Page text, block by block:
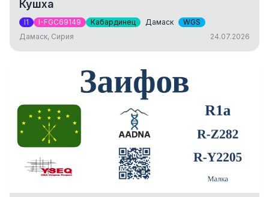
Кушха
I1 I-FGC69149 Кабардинец Дамаск
WGS
Дамаск, Сирия
24.07.2026